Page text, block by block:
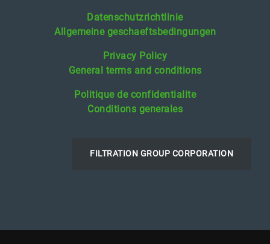
Datenschutzrichtlinie
Allgemeine geschaeftsbedingungen
Privacy Policy
General terms and conditions
Politique de confidentialite
Conditions generales
FILTRATION GROUP CORPORATION